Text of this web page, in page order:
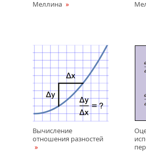
Меллина
Вычисление
отношения разностей